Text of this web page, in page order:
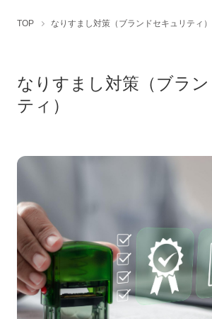
TOP なりすまし対策（ブランドセキュリティ）
なりすまし対策（ブラン
ティ）